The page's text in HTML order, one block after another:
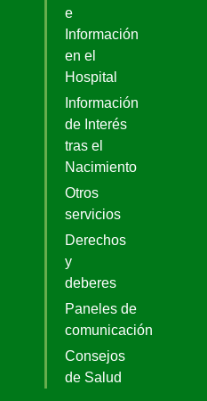
e
Información
en el
Hospital
Información
de Interés
tras el
Nacimiento
Otros
servicios
Derechos
y
deberes
Paneles de
comunicación
Consejos
de Salud